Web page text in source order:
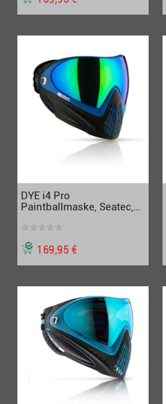
DYE i4 Pro
Paintballmaske, Seatec,
169,95 €